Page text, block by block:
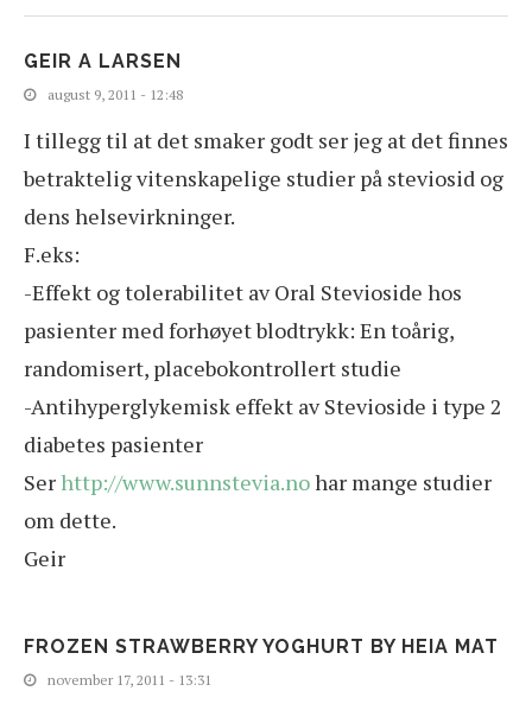
GEIR A LARSEN
august 9, 2011 - 12:48
I tillegg til at det smaker godt ser jeg at det finnes
betraktelig vitenskapelige studier på steviosid og
dens helsevirkninger.
F.eks:
-Effekt og tolerabilitet av Oral Stevioside hos
pasienter med forhøyet blodtrykk: En toårig,
randomisert, placebokontrollert studie
-Antihyperglykemisk effekt av Stevioside i type 2
diabetes pasienter
Serhttp://www.sunnstevia.nohar mange studier
om dette.
Geir
FROZEN STRAWBERRY YOGHURT BY HEIA MAT
november 17, 2011 - 13:31